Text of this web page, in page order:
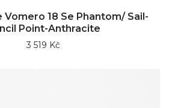
Vomero 18 Se Phantom/ Sail-
Point-Anthracite
3 519 Kč